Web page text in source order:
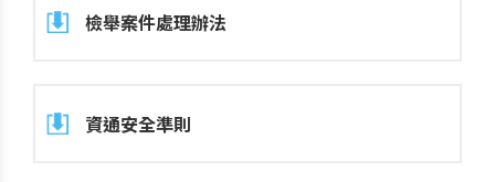
檢舉案件處理辦法
資通安全準則